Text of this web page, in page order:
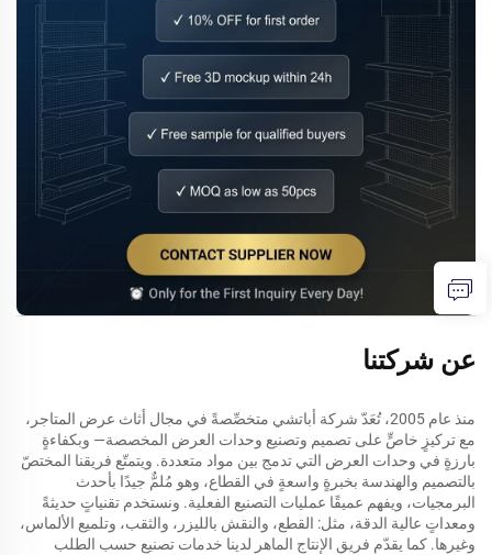
عن شركتنا
منذ عام 2005، تُعَدّ شركة أباتشي متخصِّصةً في مجال أثاث عرض المتاجر،
مع تركيزٍ خاصٍّ على تصميم وتصنيع وحدات العرض المخصصة— وبكفاءةٍ
بارزةٍ في وحدات العرض التي تدمج بين مواد متعددة. ويتمتّع فريقنا المختصّ
بالتصميم والهندسة بخبرةٍ واسعةٍ في القطاع، وهو مُلمٌّ جيدًا بأحدث
البرمجيات، ويفهم عميقًا عمليات التصنيع الفعلية. ونستخدم تقنياتٍ حديثةً
ومعداتٍ عالية الدقة، مثل: القطع، والنقش بالليزر، والثقب، وتلميع الألماس،
وغيرها. كما يقدّم فريق الإنتاج الماهر لدينا خدمات تصنيع حسب الطلب